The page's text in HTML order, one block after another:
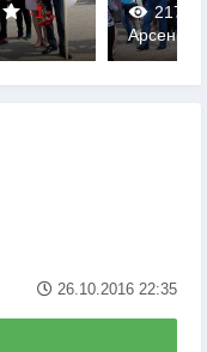
-1
2179
0
Арсеньев
26.10.2016 22:35